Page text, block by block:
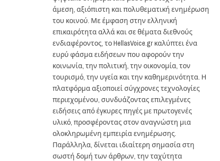
άμεση, αξιόπιστη και πολυθεματική ενημέρωση
του κοινού. Με έμφαση στην ελληνική
επικαιρότητα αλλά και σε θέματα διεθνούς
ενδιαφέροντος, το HellasVoice.gr καλύπτει ένα
ευρύ φάσμα ειδήσεων που αφορούν την
κοινωνία, την πολιτική, την οικονομία, τον
τουρισμό, την υγεία και την καθημερινότητα. Η
πλατφόρμα αξιοποιεί σύγχρονες τεχνολογίες
περιεχομένου, συνδυάζοντας επιλεγμένες
ειδήσεις από έγκυρες πηγές με πρωτογενές
υλικό, προσφέροντας στον αναγνώστη μια
ολοκληρωμένη εμπειρία ενημέρωσης.
Παράλληλα, δίνεται ιδιαίτερη σημασία στη
σωστή δομή των άρθρων, την ταχύτητα